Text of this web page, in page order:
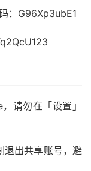
：G96Xp3ubE1
请勿在「设置」
退出共享账号，避